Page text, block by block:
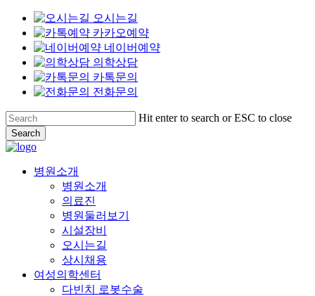
오시는길
카카오예약
네이버예약
의학상담
카톡문의
전화문의
Skip
to
main
content
Hit enter to search or ESC to close
Search
Close
Menu
병원소개
병원소개
의료진
병원둘러보기
시설장비
오시는길
상시채용
여성의학센터
다빈치 로봇수술